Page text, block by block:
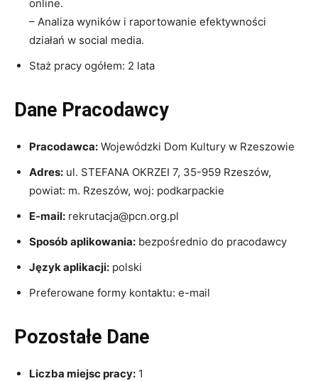
online.
– Analiza wyników i raportowanie efektywności
działań w social media.
Staż pracy ogółem: 2 lata
Dane Pracodawcy
Pracodawca: Wojewódzki Dom Kultury w Rzeszowie
Adres: ul. STEFANA OKRZEI 7, 35-959 Rzeszów,
powiat: m. Rzeszów, woj: podkarpackie
E-mail: rekrutacja@pcn.org.pl
Sposób aplikowania: bezpośrednio do pracodawcy
Język aplikacji: polski
Preferowane formy kontaktu: e-mail
Pozostałe Dane
Liczba miejsc pracy: 1